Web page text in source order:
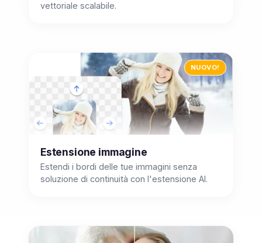
vettoriale scalabile.
NUOVO!
Estensione immagine
Estendi i bordi delle tue immagini senza
soluzione di continuità con l'estensione AI.